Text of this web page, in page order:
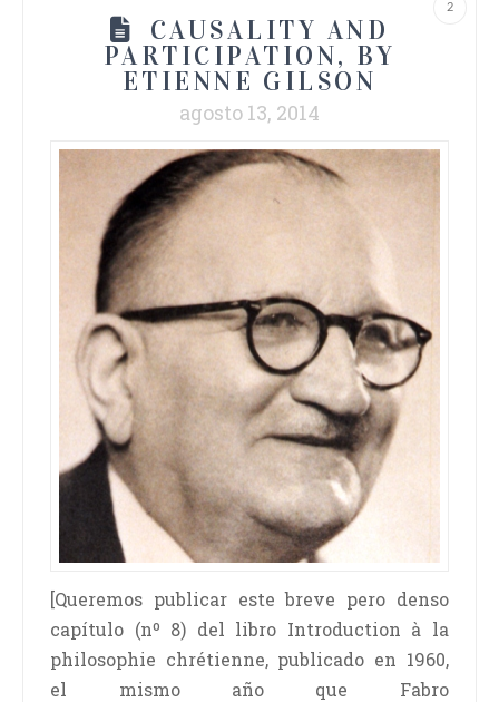
2
CAUSALITY AND
PARTICIPATION, BY
ETIENNE GILSON
agosto 13, 2014
[Queremos publicar este breve pero denso
capítulo (nº 8) del libro Introduction à la
philosophie chrétienne, publicado en 1960,
el mismo año que Fabro